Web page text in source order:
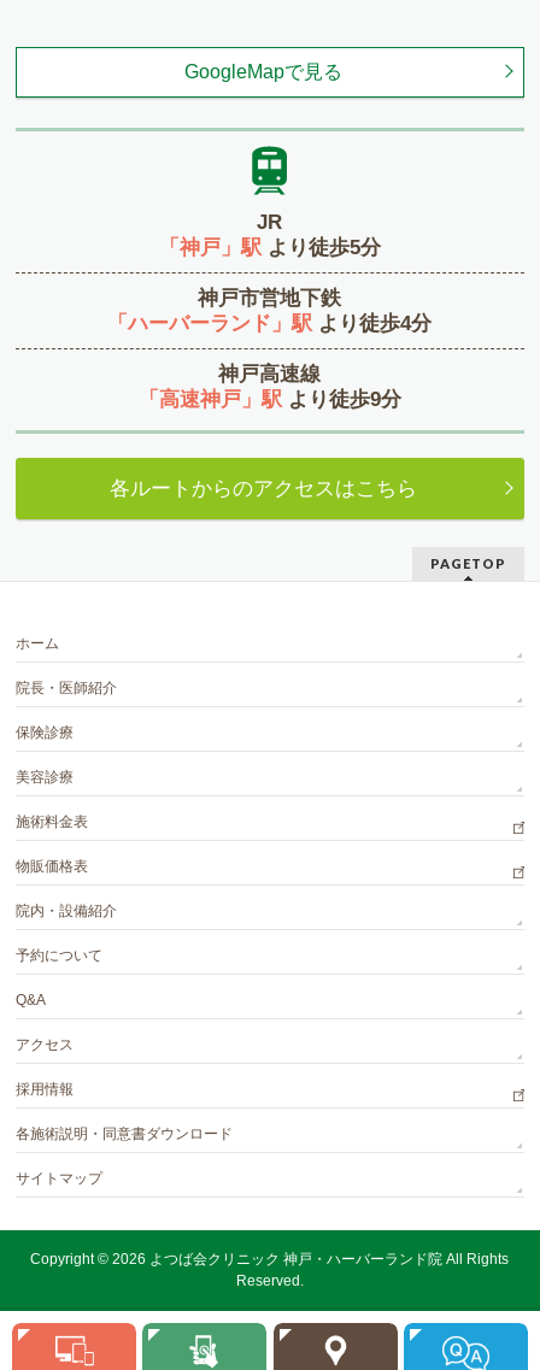
よつば会クリニック 難波院 開院
よつば会クリニック 守口・大日院 開院
よつば会クリニック 伊丹院 開院
よつば会クリニック 京都院 開院
よつば会クリニック神戸・ハーバーランド院 開院
2023年9月
よつば会クリニック 高槻院 開院
2024年6月
よつば会クリニック 河原町院 開院
2024年11月
よつば会クリニック 有楽町院 開院
2025年2月
よつば会クリニック 博多院 開院
2025年4月
よつば会クリニック 新宿院
（新宿 よつばクリニック） 開院
2025年10月
2025年11月
2026年1月
よつば会クリニック 草津院 開院
2026年4月
2026年5月
2026年6月
GoogleMapで見る
JR
「神戸」駅 より徒歩5分
神戸市営地下鉄
「ハーバーランド」駅 より徒歩4分
神戸高速線
「高速神戸」駅 より徒歩9分
各ルートからのアクセスはこちら
PAGETOP
ホーム
院長・医師紹介
保険診療
美容診療
施術料金表
物販価格表
院内・設備紹介
予約について
Q&A
アクセス
採用情報
各施術説明・同意書ダウンロード
サイトマップ
Copyright © 2026 よつば会クリニック 神戸・ハーバーランド院 All Rights
Reserved.